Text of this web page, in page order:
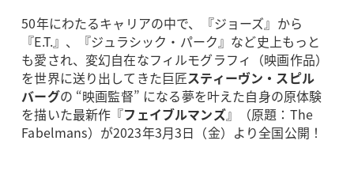
50年にわたるキャリアの中で、『ジョーズ』から
『E.T.』、『ジュラシック・パーク』など史上もっと
も愛され、変幻自在なフィルモグラフィ（映画作品）
を世界に送り出してきた巨匠スティーヴン・スピル
バーグの “映画監督” になる夢を叶えた自身の原体験
を描いた最新作『フェイブルマンズ』（原題：The
Fabelmans）が2023年3月3日（金）より全国公開！